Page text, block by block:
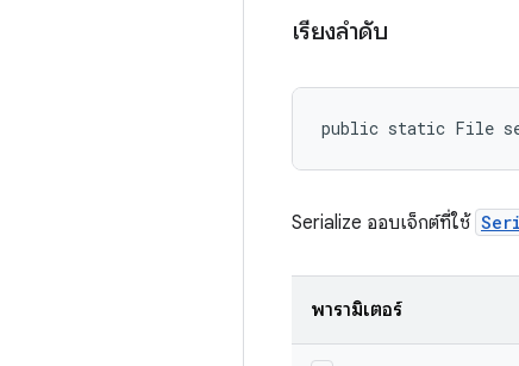
เรียงลำดับ
public static File
Serialize ออบเจ็กต์ที่ใช้
พารามิเตอร์